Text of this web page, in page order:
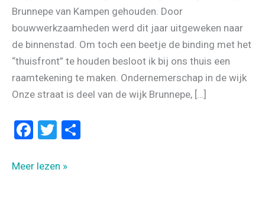
Brunnepe van Kampen gehouden. Door
bouwwerkzaamheden werd dit jaar uitgeweken naar
de binnenstad. Om toch een beetje de binding met het
“thuisfront” te houden besloot ik bij ons thuis een
raamtekening te maken. Ondernemerschap in de wijk
Onze straat is deel van de wijk Brunnepe, […]
F
ce
T
tt
Hoe
Meer lezen »